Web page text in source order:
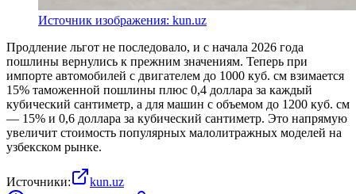
Источник изображения: kun.uz
Продление льгот не последовало, и с начала 2026 года
пошлины вернулись к прежним значениям. Теперь при
импорте автомобилей с двигателем до 1000 куб. см взимается
15% таможенной пошлины плюс 0,4 доллара за каждый
кубический сантиметр, а для машин с объемом до 1200 куб. см
— 15% и 0,6 доллара за кубический сантиметр. Это напрямую
увеличит стоимость популярных малолитражных моделей на
узбекском рынке.
Источники:
kun.uz